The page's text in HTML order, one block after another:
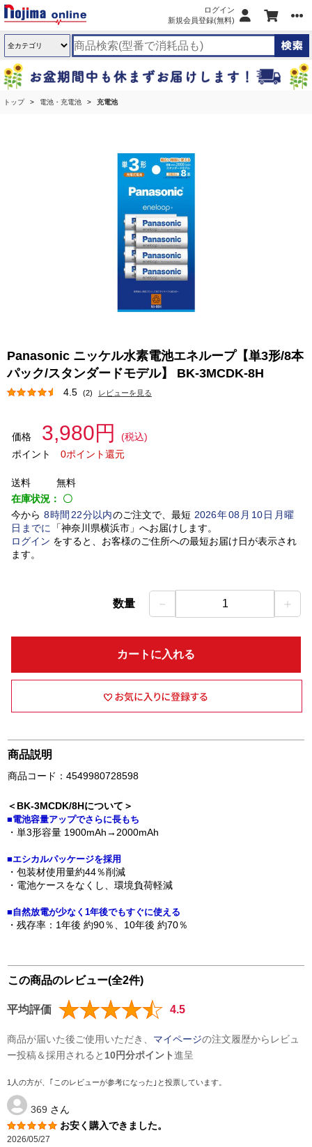
ログイン
新規会員登録(無料)
トップ 電池・充電池 充電池
Panasonic ニッケル水素電池エネループ【単3形/8本
パック/スタンダードモデル】 BK-3MCDK-8H
4.5 (2) レビューを見る
価格 3,980円
(税込)
ポイント
0ポイント還元
送料
無料
在庫状況： 〇
今から 8時間 22分以内のご注文で、最短 2026年08 月 10日月曜
日 までに 「神奈川県横浜市」 へお届けします。
ログイン をすると、お客様のご住所への最短お届け日が表示され
ます。
数量 － 1 ＋
カートに入れる
商品説明
商品コード：4549980728598
＜BK-3MCDK/8Hについて＞
■電池容量アップでさらに長もち
・単3形容量 1900mAh→2000mAh
■エシカルパッケージを採用
・包装材使用量約44％削減
・電池ケースをなくし、環境負荷軽減
■自然放電が少なく1年後でもすぐに使える
・残存率：1年後 約90％、10年後 約70％
この商品のレビュー(全2件)
平均評価 4.5
商品が届いた後ご使用いただき、 マイページの注文履歴からレビュ
ー投稿＆採用されると 10円分ポイント進呈
1人の方が、｢このレビューが参考になった｣と投票しています。
369 さん
お安く購入できました。
2026/05/27